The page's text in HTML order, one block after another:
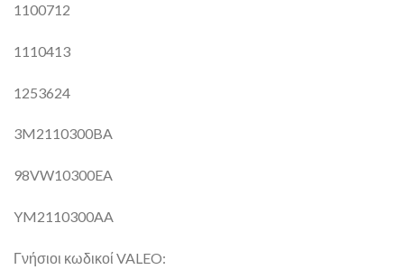
1100712
1110413
1253624
3M2110300BA
98VW10300EA
YM2110300AA
Γνήσιοι κωδικοί VALEO: